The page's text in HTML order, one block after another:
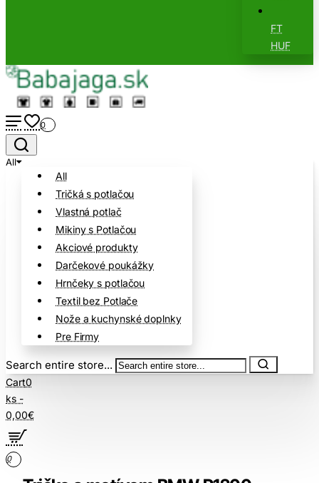
FT
HUF
0
All
All
Tričká s potlačou
Vlastná potlač
Mikiny s Potlačou
Akciové produkty
Darčekové poukážky
Hrnčeky s potlačou
Textil bez Potlače
Nože a kuchynské doplnky
Pre Firmy
Search entire store...
Cart0
ks -
0,00€
0